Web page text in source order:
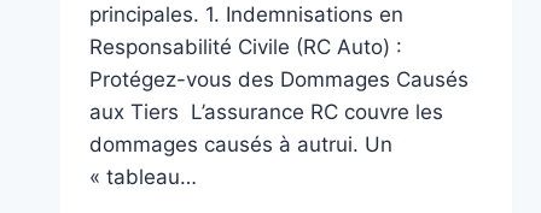
principales. 1. Indemnisations en
Responsabilité Civile (RC Auto) :
Protégez-vous des Dommages Causés
aux Tiers ️ L’assurance RC couvre les
dommages causés à autrui. Un
« tableau…